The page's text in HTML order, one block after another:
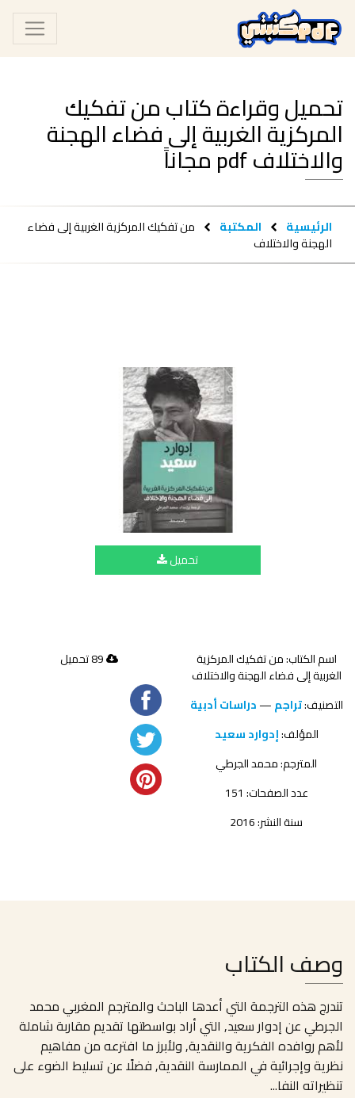
تحميل وقراءة كتاب من تفكيك
المركزية الغربية إلى فضاء الهجنة
والاختلاف pdf مجاناً
الرئيسية المكتبة من تفكيك المركزية الغربية إلى فضاء
الهجنة والاختلاف
تحميل
اسم الكتاب: من تفكيك المركزية
الغربية إلى فضاء الهجنة والاختلاف
التصنيف:تراجم—دراسات أدبية
المؤلف:إدوارد سعيد
المترجم:محمد الجرطي
عدد الصفحات: 151
سنة النشر: 2016
وصف الكتاب
تندرج هذه الترجمة التي أعدها الباحث والمترجم المغربي محمد
الجرطي عن إدوار سعيد, التي أراد بواسطتها تقديم مقاربة شاملة
لأهم روافده الفكرية والنقدية, ولأبرز ما افترعه من مفاهيم
نظرية وإجرائية في الممارسة النقدية, فضلًا عن تسليط الضوء على
تنظيراته النفا...